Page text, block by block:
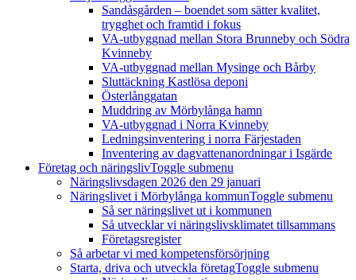
Sandåsgården – boendet som sätter kvalitet,
trygghet och framtid i fokus
VA-utbyggnad mellan Stora Brunneby och Södra
Kvinneby
VA-utbyggnad mellan Mysinge och Bårby
Sluttäckning Kastlösa deponi
Österlånggatan
Muddring av Mörbylånga hamn
VA-utbyggnad i Norra Kvinneby
Ledningsinventering i norra Färjestaden
Inventering av dagvattenanordningar i Isgärde
Företag och näringslivToggle submenu
Näringslivsdagen 2026 den 29 januari
Näringslivet i Mörbylånga kommunToggle submenu
Så ser näringslivet ut i kommunen
Så utvecklar vi näringslivsklimatet tillsammans
Företagsregister
Så arbetar vi med kompetensförsörjning
Starta, driva och utveckla företagToggle submenu